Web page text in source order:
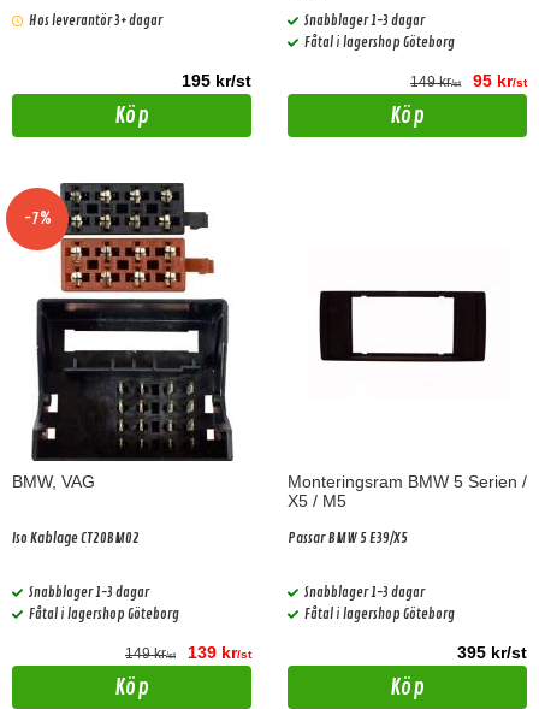
Hos leverantör 3+ dagar
195 kr/st
Köp
Snabblager 1-3 dagar
Fåtal i lagershop Göteborg
149 kr/st 95 kr/st
Köp
-7%
BMW, VAG
Iso Kablage CT20BM02
Snabblager 1-3 dagar
Fåtal i lagershop Göteborg
149 kr/st 139 kr/st
Köp
Monteringsram BMW 5 Serien /
X5 / M5
Passar BMW 5 E39/X5
Snabblager 1-3 dagar
Fåtal i lagershop Göteborg
395 kr/st
Köp